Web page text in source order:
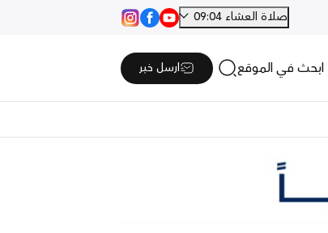
صلاة العشاء 09:04
ابحث في الموقع ارسل خبر